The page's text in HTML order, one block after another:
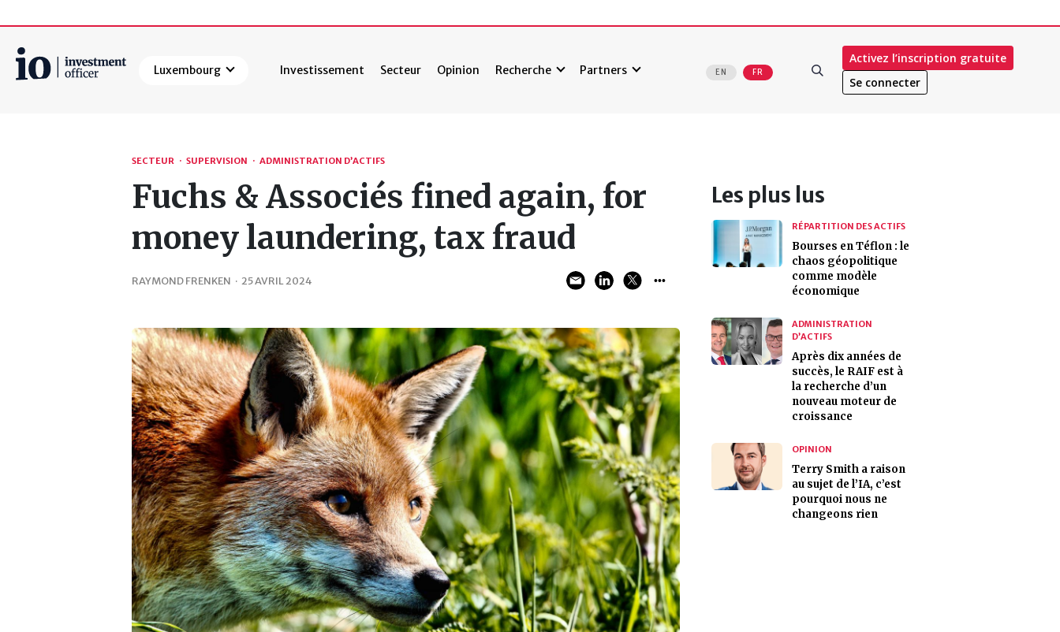
Luxembourg Investissement Secteur Opinion Recherche Partners EN FR
Activez l’inscription gratuite
Se connecter
SECTEUR · SUPERVISION · ADMINISTRATION D’ACTIFS
Fuchs & Associés fined again, for
money laundering, tax fraud
RAYMOND FRENKEN · 25 AVRIL 2024
Les plus lus
RÉPARTITION DES ACTIFS
Bourses en Téflon : le
chaos géopolitique
comme modèle
économique
ADMINISTRATION
D’ACTIFS
Après dix années de
succès, le RAIF est à
la recherche d’un
nouveau moteur de
croissance
OPINION
Terry Smith a raison
au sujet de l’IA, c’est
pourquoi nous ne
changeons rien